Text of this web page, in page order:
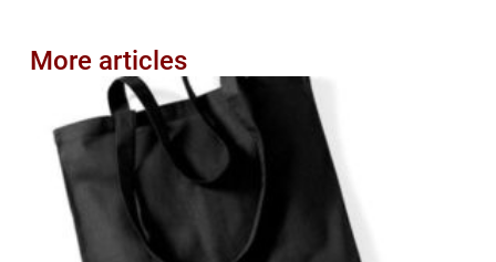
More articles